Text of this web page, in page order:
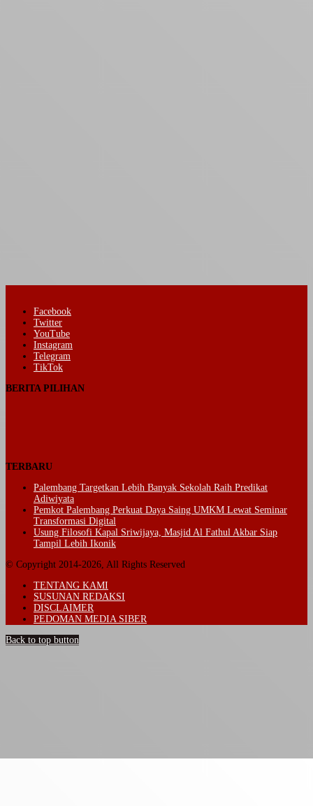
Facebook
Twitter
YouTube
Instagram
Telegram
TikTok
BERITA PILIHAN
TERBARU
Palembang Targetkan Lebih Banyak Sekolah Raih Predikat
Adiwiyata
Pemkot Palembang Perkuat Daya Saing UMKM Lewat Seminar
Transformasi Digital
Usung Filosofi Kapal Sriwijaya, Masjid Al Fathul Akbar Siap
Tampil Lebih Ikonik
© Copyright 2014-2026, All Rights Reserved
TENTANG KAMI
SUSUNAN REDAKSI
DISCLAIMER
PEDOMAN MEDIA SIBER
Back to top button